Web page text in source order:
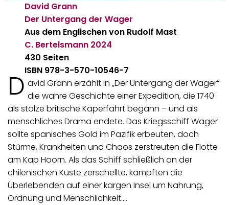
David Grann
Der Untergang der Wager
Aus dem Englischen von Rudolf Mast
C. Bertelsmann 2024
430 Seiten
ISBN 978-3-570-10546-7
D avid Grann erzählt in „Der Untergang der Wager“
die wahre Geschichte einer Expedition, die 1740
als stolze britische Kaperfahrt begann – und als
menschliches Drama endete. Das Kriegsschiff Wager
sollte spanisches Gold im Pazifik erbeuten, doch
Stürme, Krankheiten und Chaos zerstreuten die Flotte
am Kap Hoorn. Als das Schiff schließlich an der
chilenischen Küste zerschellte, kämpften die
Überlebenden auf einer kargen Insel um Nahrung,
Ordnung und Menschlichkeit.…